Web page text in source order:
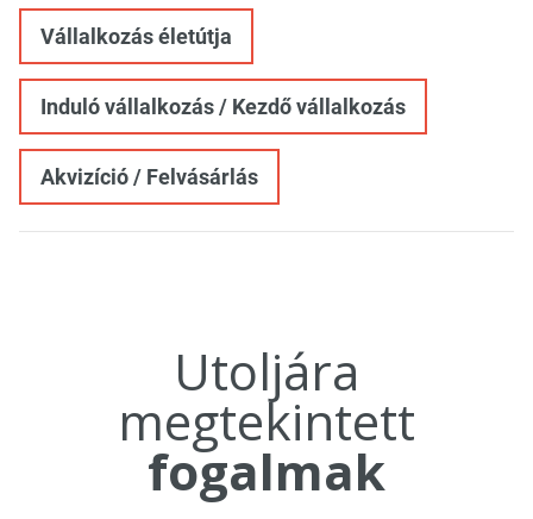
Vállalkozás életútja
Induló vállalkozás / Kezdő vállalkozás
Akvizíció / Felvásárlás
Utoljára
megtekintett
fogalmak